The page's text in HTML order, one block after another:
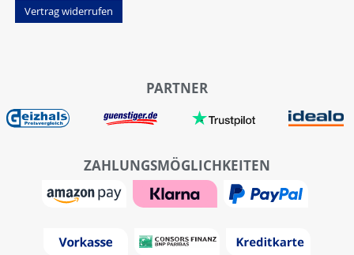
Vertrag widerrufen
PARTNER
ZAHLUNGSMÖGLICHKEITEN